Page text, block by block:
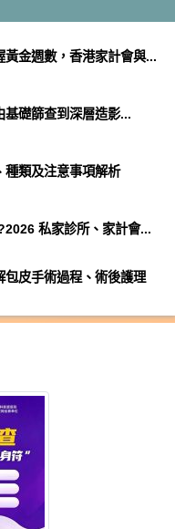
金週數，香港家計會與...
礎篩查到深層造影...
種類及注意事項解析
私家診所、家計會...
皮手術過程、術後護理